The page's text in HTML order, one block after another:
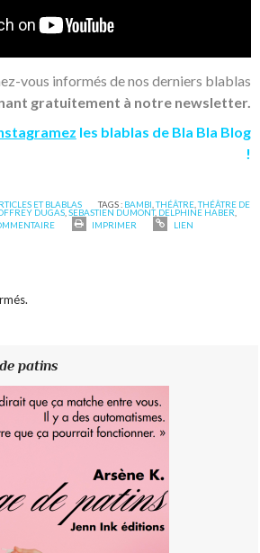
vous informés de nos derniers blablas
gratuitement à notre newsletter.
les blablas de Bla Bla Blog
!
ET BLABLAS TAGS : BAMBI ,THÉÂTRE ,THÉÂTRE DE
DUGAS ,SEBASTIEN DUMONT, DELPHINE HABER
IMPRIMER
LIEN
patins